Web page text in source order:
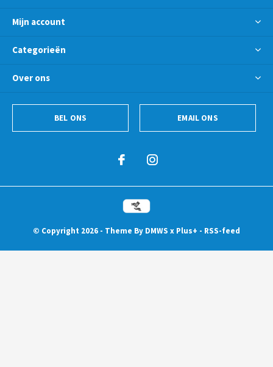
Mijn account
Categorieën
Over ons
BEL ONS EMAIL ONS
© Copyright 2026 - Theme By DMWS x Plus+ - RSS-feed